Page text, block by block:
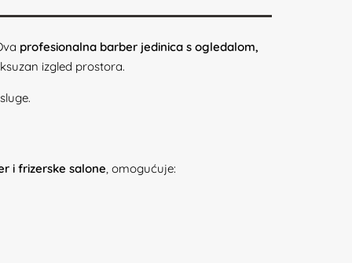
profesionalna barber jedinica s ogledalom,
izgled prostora.
i frizerske salone, omogućuje: